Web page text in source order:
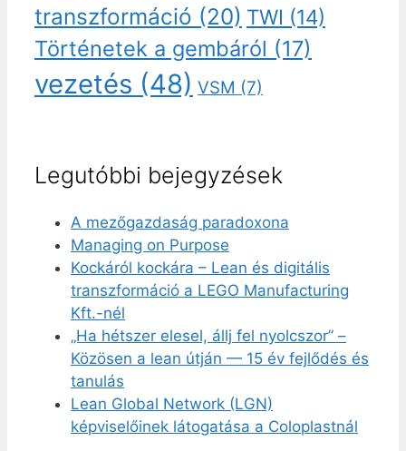
transzformáció (20) TWI (14)
Történetek a gembáról (17)
vezetés (48) VSM (7)
Legutóbbi bejegyzések
A mezőgazdaság paradoxona
Managing on Purpose
Kockáról kockára – Lean és digitális
transzformáció a LEGO Manufacturing
Kft.-nél
„Ha hétszer elesel, állj fel nyolcszor” –
Közösen a lean útján — 15 év fejlődés és
tanulás
Lean Global Network (LGN)
képviselőinek látogatása a Coloplastnál